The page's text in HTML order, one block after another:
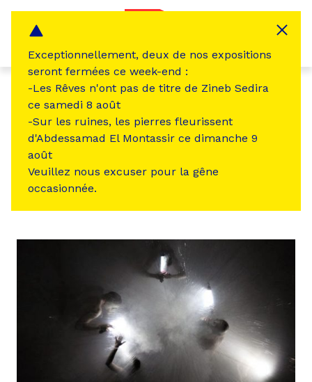
←Revenir à la liste des Frichistes
FRICHISTE THÉÂTRE DANSE
ARTISTES
AUDIOVISUEL
Exceptionnellement, deux de nos expositions
seront fermées ce week-end :
-Les Rêves n'ont pas de titre de Zineb Sedira
ce samedi 8 août
-Sur les ruines, les pierres fleurissent
d'Abdessamad El Montassir ce dimanche 9
août
Veuillez nous excuser pour la gêne
occasionnée.
Panneau de gestion des cookies